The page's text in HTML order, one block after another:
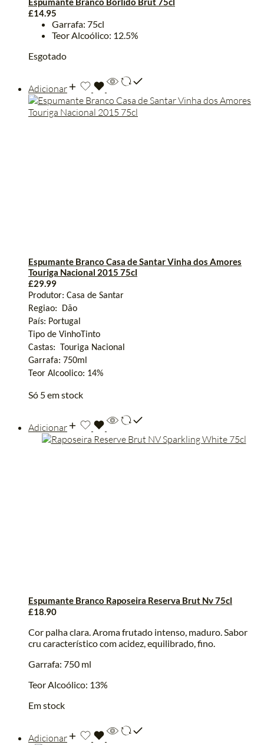
£14.95
Garrafa: 75cl
Teor Alcoólico: 12.5%
Esgotado
Adicionar
Espumante Branco Casa de Santar Vinha dos Amores
Touriga Nacional 2015 75cl
£29.99
Produtor: Casa de Santar
Regiao:
Dão
País: Portugal
Tipo de VinhoTinto
Castas: Touriga Nacional
Garrafa: 750ml
Teor Alcoolico: 14%
Só 5 em stock
Adicionar
Espumante Branco Raposeira Reserva Brut Nv 75cl
£18.90
Cor palha clara. Aroma frutado intenso, maduro. Sabor
cru característico com acidez, equilibrado, fino.
Garrafa: 750 ml
Teor Alcoólico: 13%
Em stock
Adicionar